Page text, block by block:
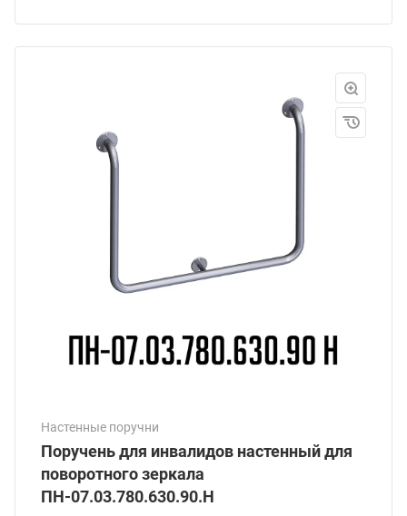
Настенные поручни
Поручень для инвалидов настенный для
поворотного зеркала
ПН-07.03.780.630.90.Н